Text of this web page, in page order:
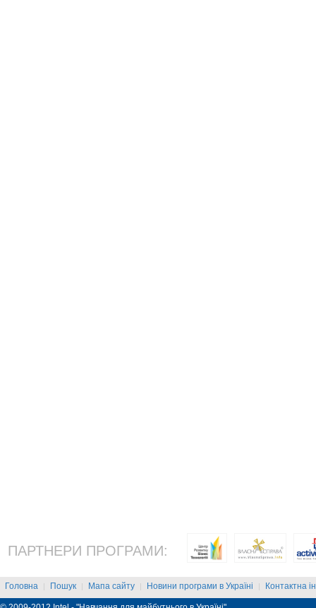
ПАРТНЕРИ ПРОГРАМИ:
Головна | Пошук | Мапа сайту | Новини програми в Україні | Контактна